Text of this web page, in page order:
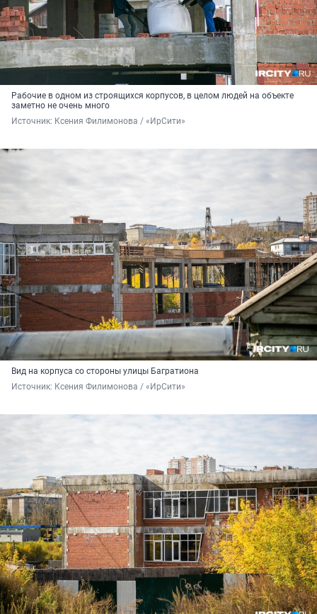
Рабочие в одном из строящихся корпусов, в целом людей на объекте
заметно не очень много
Источник: Ксения Филимонова / «ИрСити»
Вид на корпуса со стороны улицы Багратиона
Источник: Ксения Филимонова / «ИрСити»